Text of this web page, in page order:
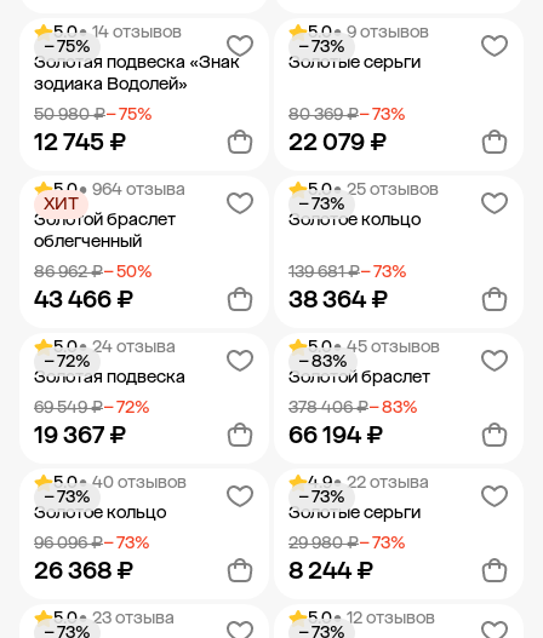
Добавить в корзину Добавить в корзину
5.0• 14 отзывов
Золотая подвеска «Знак
зодиака Водолей»
50 980 ₽− 75%
12 745 ₽
− 75%
Добавить в корзину
5.0• 9 отзывов
Золотые серьги
80 369 ₽− 73%
22 079 ₽
− 73%
Добавить в корзину
5.0• 964 отзыва
Золотой браслет
облегченный
86 962 ₽− 50%
43 466 ₽
ХИТ
Добавить в корзину
5.0• 25 отзывов
Золотое кольцо
139 681 ₽− 73%
38 364 ₽
− 73%
Добавить в корзину
5.0• 24 отзыва
Золотая подвеска
69 549 ₽− 72%
19 367 ₽
− 72%
Добавить в корзину
5.0• 45 отзывов
Золотой браслет
378 406 ₽− 83%
66 194 ₽
− 83%
Добавить в корзину
5.0• 40 отзывов
Золотое кольцо
96 096 ₽− 73%
26 368 ₽
− 73%
4.9• 22 отзыва
Золотые серьги
29 980 ₽− 73%
8 244 ₽
− 73%
5.0• 23 отзыва
− 73%
5.0• 12 отзывов
− 73%